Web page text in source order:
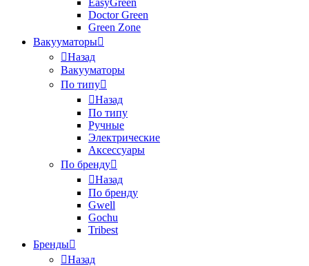
EasyGreen
Doctor Green
Green Zone
Вакууматоры
Назад
Вакууматоры
По типу
Назад
По типу
Ручные
Электрические
Аксессуары
По бренду
Назад
По бренду
Gwell
Gochu
Tribest
Бренды
Назад